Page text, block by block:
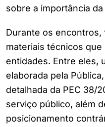
sobre a importância
Durante os
materiais técnicos
entidades. Entre eles,
elaborada pela
detalhada da PEC 38/
serviço público, além
posicionamento